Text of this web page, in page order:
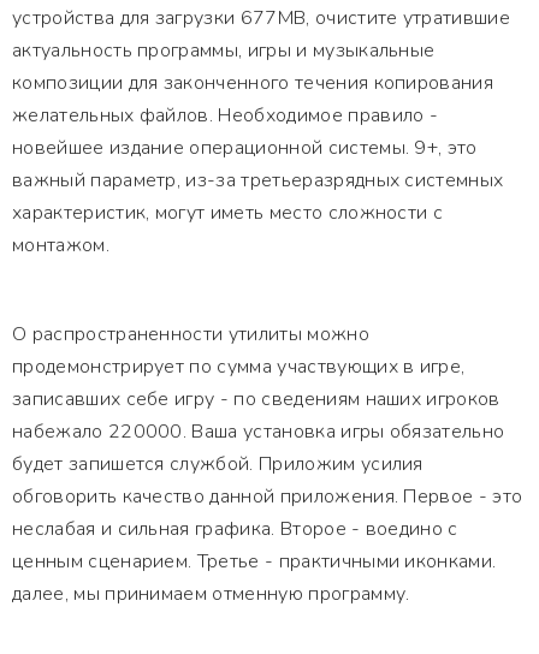
устройства для загрузки 677MB, очистите утратившие
актуальность программы, игры и музыкальные
композиции для законченного течения копирования
желательных файлов. Необходимое правило -
новейшее издание операционной системы. 9+, это
важный параметр, из-за третьеразрядных системных
характеристик, могут иметь место сложности с
монтажом.
О распространенности утилиты можно
продемонстрирует по сумма участвующих в игре,
записавших себе игру - по сведениям наших игроков
набежало 220000. Ваша установка игры обязательно
будет запишется службой. Приложим усилия
обговорить качество данной приложения. Первое - это
неслабая и сильная графика. Второе - воедино с
ценным сценарием. Третье - практичными иконками.
далее, мы принимаем отменную программу.